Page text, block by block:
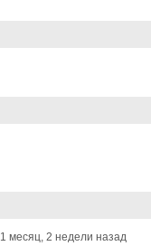
1 месяц, 2 недели назад